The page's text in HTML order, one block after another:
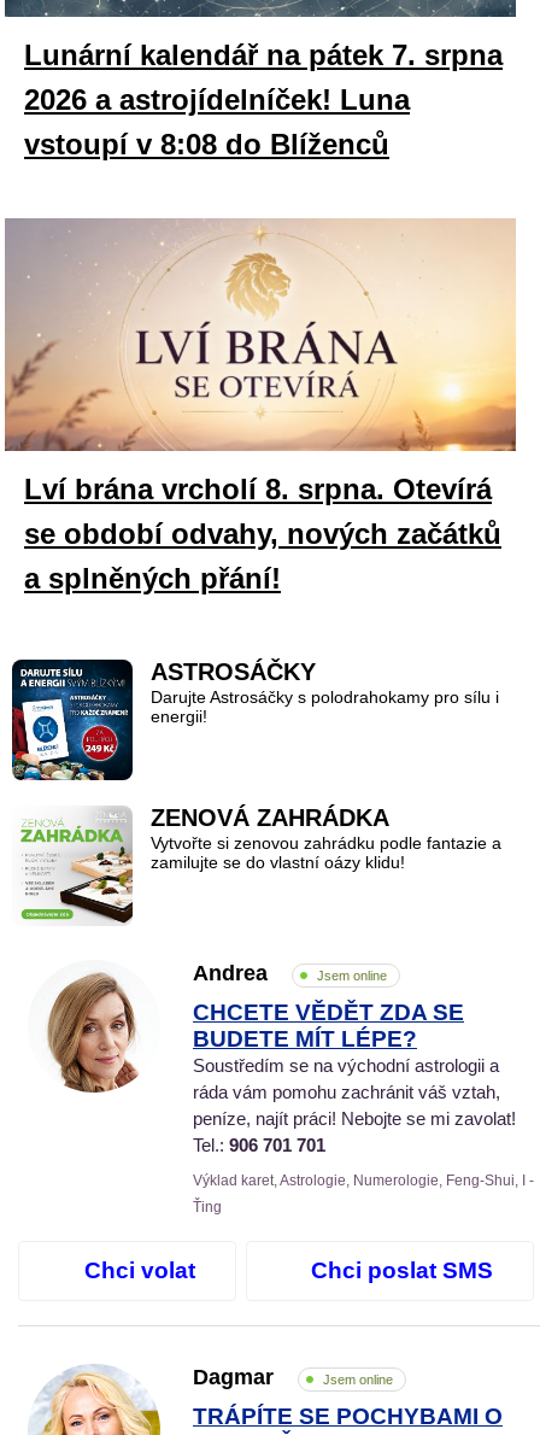
Lunární kalendář na pátek 7. srpna
2026 a astrojídelníček! Luna
vstoupí v 8:08 do Blíženců
Lví brána vrcholí 8. srpna. Otevírá
se období odvahy, nových začátků
a splněných přání!
ASTROSÁČKY
Darujte Astrosáčky s polodrahokamy pro sílu i
energii!
ZENOVÁ ZAHRÁDKA
Vytvořte si zenovou zahrádku podle fantazie a
zamilujte se do vlastní oázy klidu!
Andrea Jsem online
CHCETE VĚDĚT ZDA SE
BUDETE MÍT LÉPE?
Soustředím se na východní astrologii a
ráda vám pomohu zachránit váš vztah,
peníze, najít práci! Nebojte se mi zavolat!
Tel.: 906 701 701
Výklad karet, Astrologie, Numerologie, Feng-Shui, I -
Ťing
Chci volat Chci poslat SMS
Dagmar Jsem online
TRÁPÍTE SE POCHYBAMI O